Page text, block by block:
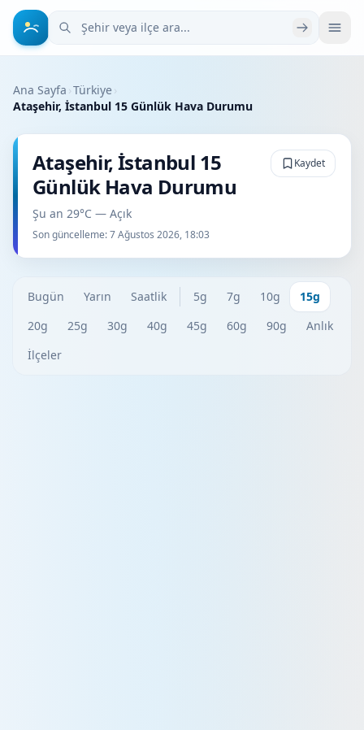
Şehir veya ilçe ara
Ana Sayfa ›Türkiye›
Ataşehir, İstanbul 15 Günlük Hava Durumu
Ataşehir, İstanbul 15
Günlük Hava Durumu
Şu an 29°C — Açık
Son güncelleme:7 Ağustos 2026, 18:03
Kaydet
Bugün Yarın Saatlik 5g 7g 10g
15g
20g
25g 30g 40g 45g 60g 90g
Anlık
İlçeler